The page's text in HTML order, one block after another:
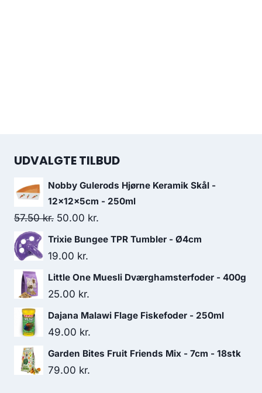
UDVALGTE TILBUD
Nobby Gulerods Hjørne Keramik Skål -
12x12x5cm - 250ml
57.50kr. Den
oprindelige
pris
57.50 kr..
50.00 kr.
aktuelle
Trixie Bungee TPR Tumbler - Ø4cm
19.00 kr.
Little One Muesli Dværghamsterfoder - 400g
25.00 kr.
Dajana Malawi Flage Fiskefoder - 250ml
49.00 kr.
Garden Bites Fruit Friends Mix - 7cm - 18stk
79.00 kr.